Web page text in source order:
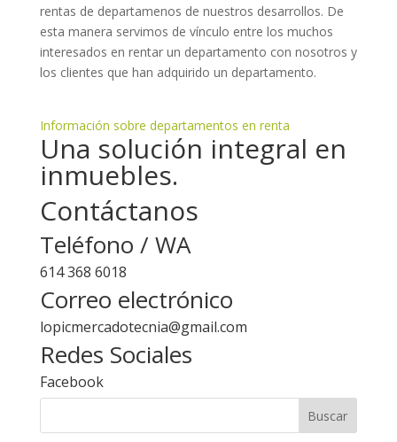
rentas de departamenos de nuestros desarrollos. De
esta manera servimos de vínculo entre los muchos
interesados en rentar un departamento con nosotros y
los clientes que han adquirido un departamento.
Información sobre departamentos en renta
Una solución integral en
inmuebles.
Contáctanos
Teléfono / WA
614 368 6018
Correo electrónico
lopicmercadotecnia@gmail.com
Redes Sociales
Facebook
Buscar